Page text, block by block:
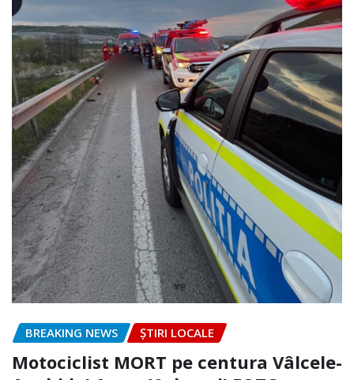
BREAKING NEWS ȘTIRI LOCALE
Motociclist MORT pe centura Vâlcele-